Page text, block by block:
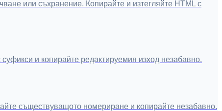
или съхранение. Копирайте и изтегляйте HTML с
и копирайте редактируемия изход незабавно.
съществуващото номериране и копирайте незабавно.